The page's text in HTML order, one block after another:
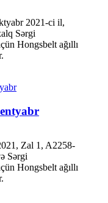
2021-ci il,
Sərgi
Hongsbelt ağıllı
Zal 1, A2258-
Sərgi
Hongsbelt ağıllı